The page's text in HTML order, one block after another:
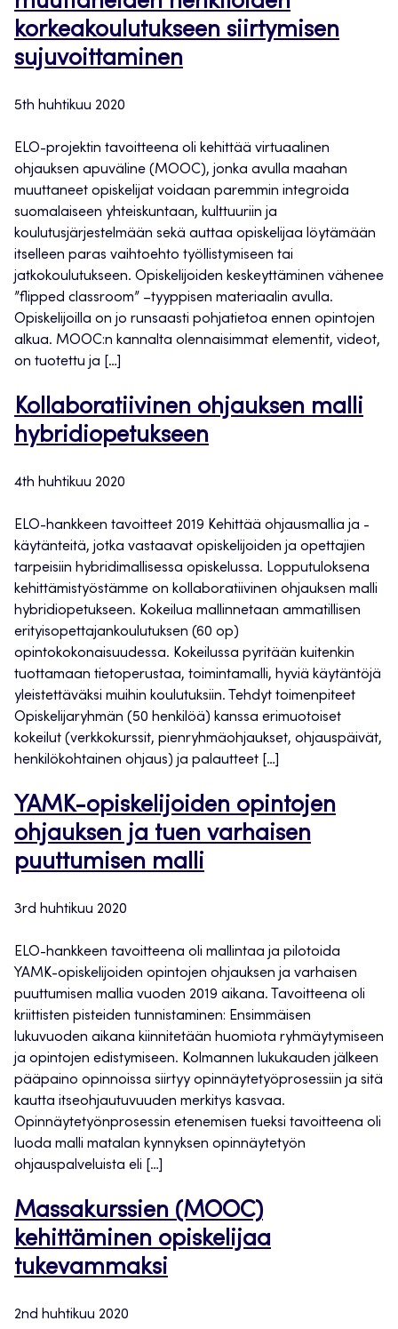
korkeakoulutukseen siirtymisen
sujuvoittaminen
5th huhtikuu 2020
ELO-projektin tavoitteena oli kehittää virtuaalinen
ohjauksen apuväline (MOOC), jonka avulla maahan
muuttaneet opiskelijat voidaan paremmin integroida
suomalaiseen yhteiskuntaan, kulttuuriin ja
koulutusjärjestelmään sekä auttaa opiskelijaa löytämään
itselleen paras vaihtoehto työllistymiseen tai
jatkokoulutukseen. Opiskelijoiden keskeyttäminen vähenee
”flipped classroom” –tyyppisen materiaalin avulla.
Opiskelijoilla on jo runsaasti pohjatietoa ennen opintojen
alkua. MOOC:n kannalta olennaisimmat elementit, videot,
on tuotettu ja […]
Kollaboratiivinen ohjauksen malli
hybridiopetukseen
4th huhtikuu 2020
ELO-hankkeen tavoitteet 2019 Kehittää ohjausmallia ja -
käytänteitä, jotka vastaavat opiskelijoiden ja opettajien
tarpeisiin hybridimallisessa opiskelussa. Lopputuloksena
kehittämistyöstämme on kollaboratiivinen ohjauksen malli
hybridiopetukseen. Kokeilua mallinnetaan ammatillisen
erityisopettajankoulutuksen (60 op)
opintokokonaisuudessa. Kokeilussa pyritään kuitenkin
tuottamaan tietoperustaa, toimintamalli, hyviä käytäntöjä
yleistettäväksi muihin koulutuksiin. Tehdyt toimenpiteet
Opiskelijaryhmän (50 henkilöä) kanssa erimuotoiset
kokeilut (verkkokurssit, pienryhmäohjaukset, ohjauspäivät,
henkilökohtainen ohjaus) ja palautteet […]
YAMK-opiskelijoiden opintojen
ohjauksen ja tuen varhaisen
puuttumisen malli
3rd huhtikuu 2020
ELO-hankkeen tavoitteena oli mallintaa ja pilotoida
YAMK-opiskelijoiden opintojen ohjauksen ja varhaisen
puuttumisen mallia vuoden 2019 aikana. Tavoitteena oli
kriittisten pisteiden tunnistaminen: Ensimmäisen
lukuvuoden aikana kiinnitetään huomiota ryhmäytymiseen
ja opintojen edistymiseen. Kolmannen lukukauden jälkeen
pääpaino opinnoissa siirtyy opinnäytetyöprosessiin ja sitä
kautta itseohjautuvuuden merkitys kasvaa.
Opinnäytetyönprosessin etenemisen tueksi tavoitteena oli
luoda malli matalan kynnyksen opinnäytetyön
ohjauspalveluista eli […]
Massakurssien (MOOC)
kehittäminen opiskelijaa
tukevammaksi
2nd huhtikuu 2020